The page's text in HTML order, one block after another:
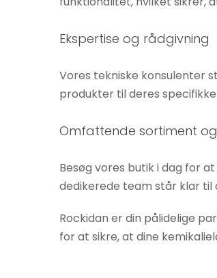
Ekspertise og rådgivning
Vores tekniske konsulenter
produkter til deres
Omfattende sortiment
Besøg vores butik i dag for
dedikerede team står klar til
Rockidan er din pålidelige
for at sikre, at dine
adfærd,
besøger
øger du
chancen
personligt
indhold og